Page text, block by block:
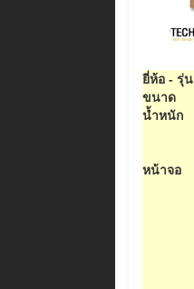
ยี่ห้อ - รุ่น
ขนาด
น้ำหนัก
หน้าจอ